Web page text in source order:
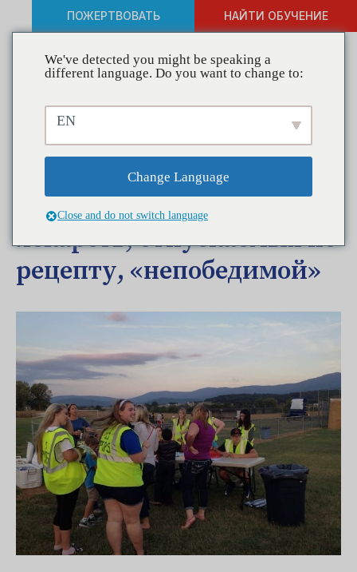
ПОЖЕРТВОВАТЬ НАЙТИ ОБУЧЕНИЕ
Коалиции в действии:
Пейдж «Альянс за
действия сообщества»
делает профилактику
лекарств, отпускаемых по
рецепту, «непобедимой»
We've detected you might be speaking a
different language. Do you want to change to:
EN
Change Language
Close and do not switch language